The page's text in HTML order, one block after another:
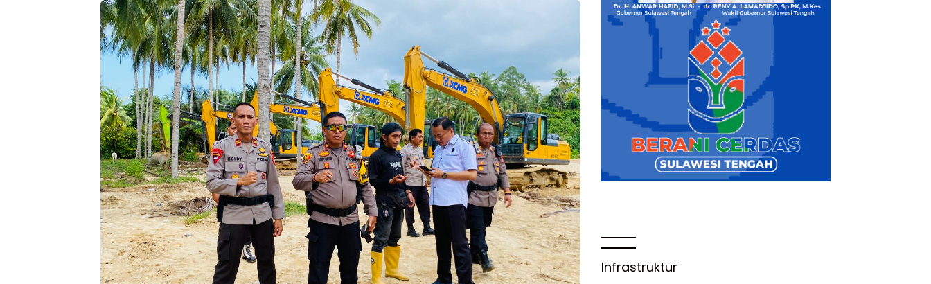
Infrastruktur